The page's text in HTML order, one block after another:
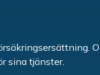
sina tjänster.